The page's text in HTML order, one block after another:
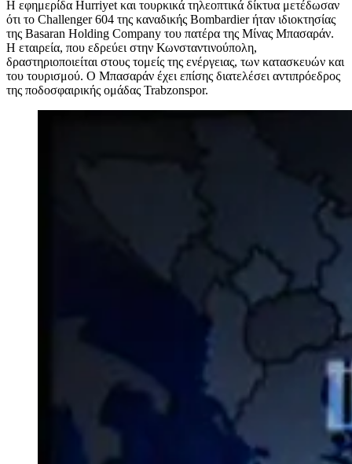
Η εφημερίδα Hurriyet και τουρκικά τηλεοπτικά δίκτυα μετέδωσαν
ότι το Challenger 604 της καναδικής Bombardier ήταν ιδιοκτησίας
της Basaran Holding Company του πατέρα της Μίνας Μπασαράν.
Η εταιρεία, που εδρεύει στην Κωνσταντινούπολη,
δραστηριοποιείται στους τομείς της ενέργειας, των κατασκευών και
του τουρισμού. Ο Μπασαράν έχει επίσης διατελέσει αντιπρόεδρος
της ποδοσφαιρικής ομάδας Trabzonspor.